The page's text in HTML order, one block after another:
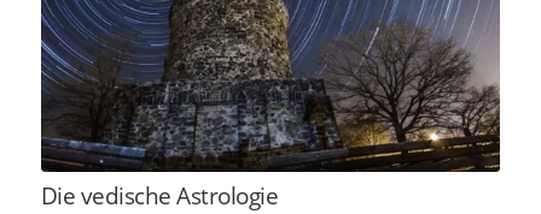
Die vedische Astrologie